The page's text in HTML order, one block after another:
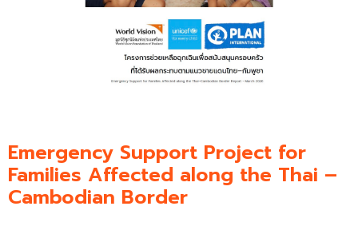
Emergency Support Project for
Families Affected along the Thai –
Cambodian Border